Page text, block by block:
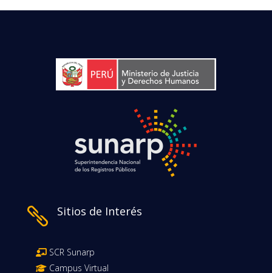
 Sitios de Interés
SCR Sunarp
Campus Virtual